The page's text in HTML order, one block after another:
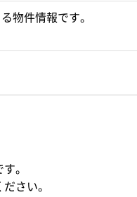
物件情報です。
。
さい。